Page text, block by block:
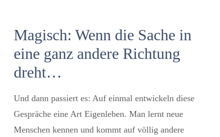
Magisch: Wenn die Sache in
eine ganz andere Richtung
dreht…
Und dann passiert es: Auf einmal entwickeln diese
Gespräche eine Art Eigenleben. Man lernt neue
Menschen kennen und kommt auf völlig andere